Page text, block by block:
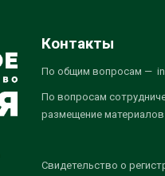
Контакты
По общим вопросам —
По вопросам
размещение
Свидетельство о